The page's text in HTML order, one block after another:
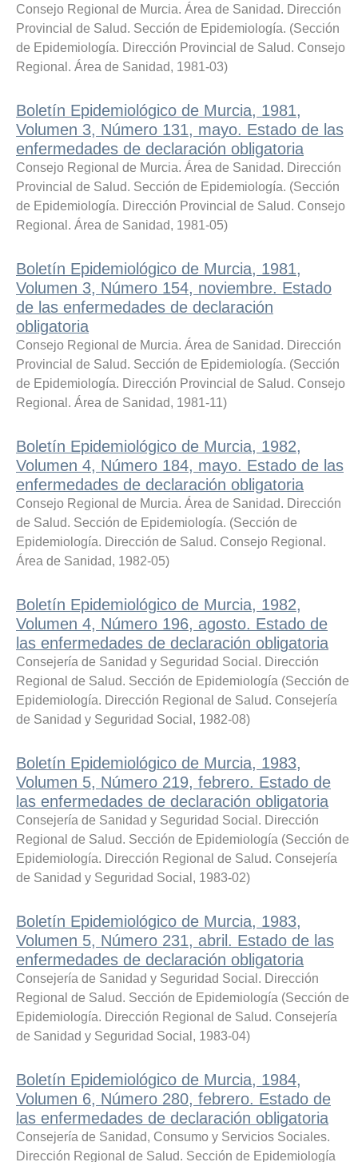
Consejo Regional de Murcia. Área de Sanidad. Dirección
Provincial de Salud. Sección de Epidemiología. (Sección
de Epidemiología. Dirección Provincial de Salud. Consejo
Regional. Área de Sanidad, 1981-03)
Boletín Epidemiológico de Murcia, 1981,
Volumen 3, Número 131, mayo. Estado de las
enfermedades de declaración obligatoria
Consejo Regional de Murcia. Área de Sanidad. Dirección
Provincial de Salud. Sección de Epidemiología. (Sección
de Epidemiología. Dirección Provincial de Salud. Consejo
Regional. Área de Sanidad, 1981-05)
Boletín Epidemiológico de Murcia, 1981,
Volumen 3, Número 154, noviembre. Estado
de las enfermedades de declaración
obligatoria
Consejo Regional de Murcia. Área de Sanidad. Dirección
Provincial de Salud. Sección de Epidemiología. (Sección
de Epidemiología. Dirección Provincial de Salud. Consejo
Regional. Área de Sanidad, 1981-11)
Boletín Epidemiológico de Murcia, 1982,
Volumen 4, Número 184, mayo. Estado de las
enfermedades de declaración obligatoria
Consejo Regional de Murcia. Área de Sanidad. Dirección
de Salud. Sección de Epidemiología. (Sección de
Epidemiología. Dirección de Salud. Consejo Regional.
Área de Sanidad, 1982-05)
Boletín Epidemiológico de Murcia, 1982,
Volumen 4, Número 196, agosto. Estado de
las enfermedades de declaración obligatoria
Consejería de Sanidad y Seguridad Social. Dirección
Regional de Salud. Sección de Epidemiología (Sección de
Epidemiología. Dirección Regional de Salud. Consejería
de Sanidad y Seguridad Social , 1982-08)
Boletín Epidemiológico de Murcia, 1983,
Volumen 5, Número 219, febrero. Estado de
las enfermedades de declaración obligatoria
Consejería de Sanidad y Seguridad Social. Dirección
Regional de Salud. Sección de Epidemiología (Sección de
Epidemiología. Dirección Regional de Salud. Consejería
de Sanidad y Seguridad Social , 1983-02)
Boletín Epidemiológico de Murcia, 1983,
Volumen 5, Número 231, abril. Estado de las
enfermedades de declaración obligatoria
Consejería de Sanidad y Seguridad Social. Dirección
Regional de Salud. Sección de Epidemiología (Sección de
Epidemiología. Dirección Regional de Salud. Consejería
de Sanidad y Seguridad Social , 1983-04)
Boletín Epidemiológico de Murcia, 1984,
Volumen 6, Número 280, febrero. Estado de
las enfermedades de declaración obligatoria
Consejería de Sanidad, Consumo y Servicios Sociales.
Dirección Regional de Salud. Sección de Epidemiología